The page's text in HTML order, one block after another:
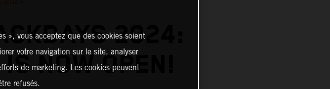
2024:
NOW OPEN!
», vous acceptez que des cookies soient
votre navigation sur le site, analyser
de marketing. Les cookies peuvent
refusés.